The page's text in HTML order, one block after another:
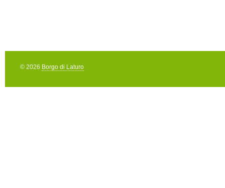
© 2026 Borgo di Laturo